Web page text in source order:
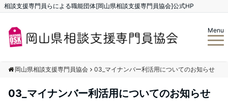
相談支援専門員らによる職能団体[岡山県相談支援専門員協会]公式HP
Menu
岡山県相談支援専門員協会 03_マイナンバー利活用についてのお知らせ
03_マイナンバー利活用についてのお知らせ